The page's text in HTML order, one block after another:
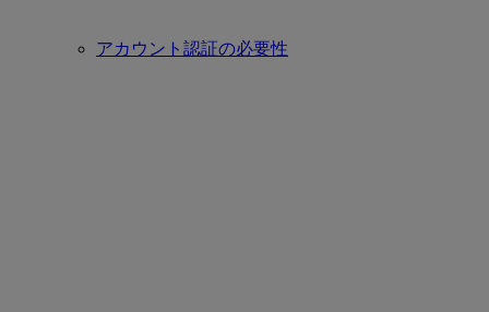
アカウント認証の必要性